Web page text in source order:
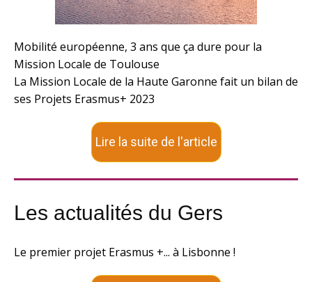
Mobilité européenne, 3 ans que ça dure pour la
Mission Locale de Toulouse
La Mission Locale de la Haute Garonne fait un bilan de
ses Projets Erasmus+ 2023
Lire la suite de l'article
Les actualités du Gers
Le premier projet Erasmus +... à Lisbonne !